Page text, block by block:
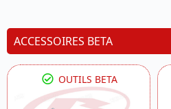
ACCESSOIRES BETA
OUTILS BETA